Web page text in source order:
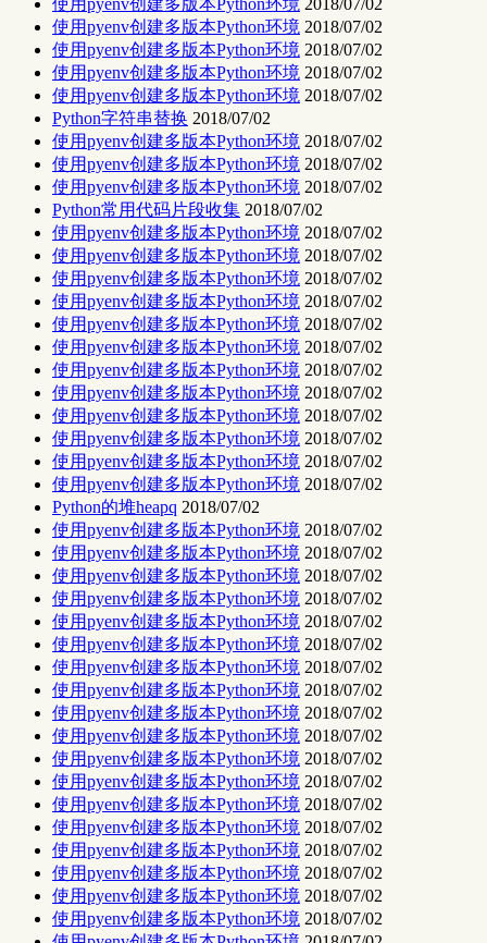
使用pyenv创建多版本Python环境 2018/07/02
使用pyenv创建多版本Python环境 2018/07/02
使用pyenv创建多版本Python环境 2018/07/02
使用pyenv创建多版本Python环境 2018/07/02
Python字符串替换 2018/07/02
使用pyenv创建多版本Python环境 2018/07/02
使用pyenv创建多版本Python环境 2018/07/02
使用pyenv创建多版本Python环境 2018/07/02
Python常用代码片段收集 2018/07/02
使用pyenv创建多版本Python环境 2018/07/02
使用pyenv创建多版本Python环境 2018/07/02
使用pyenv创建多版本Python环境 2018/07/02
使用pyenv创建多版本Python环境 2018/07/02
使用pyenv创建多版本Python环境 2018/07/02
使用pyenv创建多版本Python环境 2018/07/02
使用pyenv创建多版本Python环境 2018/07/02
使用pyenv创建多版本Python环境 2018/07/02
使用pyenv创建多版本Python环境 2018/07/02
使用pyenv创建多版本Python环境 2018/07/02
使用pyenv创建多版本Python环境 2018/07/02
使用pyenv创建多版本Python环境 2018/07/02
Python的堆heapq 2018/07/02
使用pyenv创建多版本Python环境 2018/07/02
使用pyenv创建多版本Python环境 2018/07/02
使用pyenv创建多版本Python环境 2018/07/02
使用pyenv创建多版本Python环境 2018/07/02
使用pyenv创建多版本Python环境 2018/07/02
使用pyenv创建多版本Python环境 2018/07/02
使用pyenv创建多版本Python环境 2018/07/02
使用pyenv创建多版本Python环境 2018/07/02
使用pyenv创建多版本Python环境 2018/07/02
使用pyenv创建多版本Python环境 2018/07/02
使用pyenv创建多版本Python环境 2018/07/02
使用pyenv创建多版本Python环境 2018/07/02
使用pyenv创建多版本Python环境 2018/07/02
使用pyenv创建多版本Python环境 2018/07/02
使用pyenv创建多版本Python环境 2018/07/02
使用pyenv创建多版本Python环境 2018/07/02
使用pyenv创建多版本Python环境 2018/07/02
使用pyenv创建多版本Python环境 2018/07/02